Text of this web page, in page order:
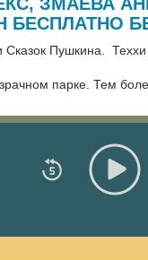
БЕСПЛАТНО
Пушкина.
парке. Тем